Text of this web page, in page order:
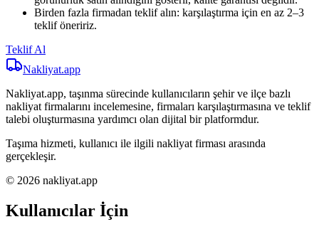
Birden fazla firmadan teklif alın: karşılaştırma için en az 2–3
teklif öneririz.
Teklif Al
Nakliyat.app
Nakliyat.app, taşınma sürecinde kullanıcıların şehir ve ilçe bazlı
nakliyat firmalarını incelemesine, firmaları karşılaştırmasına ve teklif
talebi oluşturmasına yardımcı olan dijital bir platformdur.
Taşıma hizmeti, kullanıcı ile ilgili nakliyat firması arasında
gerçekleşir.
© 2026 nakliyat.app
Kullanıcılar İçin